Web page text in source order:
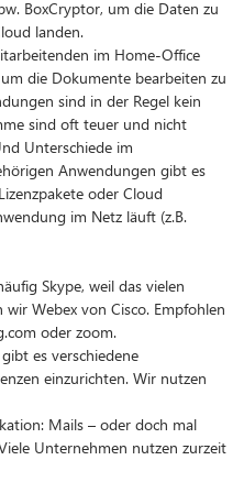
BoxCryptor, um die Daten zu
landen.
im Home-Office
die Dokumente bearbeiten zu
sind in der Regel kein
sind oft teuer und nicht
Unterschiede im
Anwendungen gibt es
oder Cloud
im Netz läuft (z.B.
Skype, weil das vielen
Webex von Cisco. Empfohlen
oder zoom.
es verschiedene
einzurichten. Wir nutzen
Mails – oder doch mal
Unternehmen nutzen zurzeit